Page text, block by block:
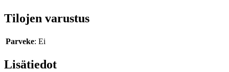
Tilojen varustus
Parveke: Ei
Lisätiedot